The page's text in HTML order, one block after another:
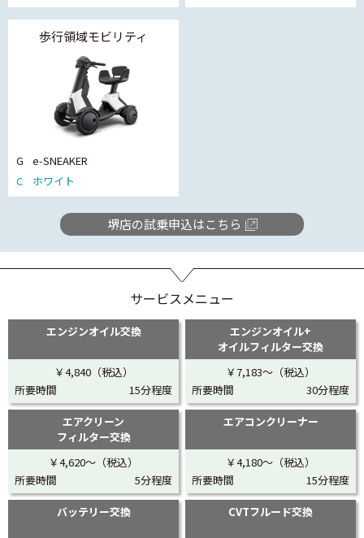
歩行領域モビリティ
G
e-SNEAKER
C
ホワイト
堺店の試乗申込はこちら
サービスメニュー
エンジンオイル交換
￥4,840（税込）
所要時間
15分程度
エンジンオイル+
オイルフィルター交換
￥7,183〜（税込）
所要時間
30分程度
エアクリーン
フィルター交換
￥4,620〜（税込）
所要時間
5分程度
エアコンクリーナー
￥4,180〜（税込）
所要時間
15分程度
バッテリー交換 CVTフルード交換